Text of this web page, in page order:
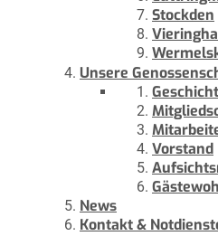
Stockden
Unsere
Vorstand
News
Kontakt &